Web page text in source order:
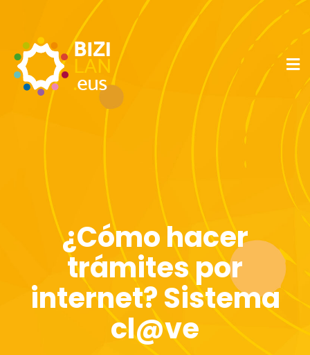
¿Cómo hacer
trámites por
internet? Sistema
cl@ve